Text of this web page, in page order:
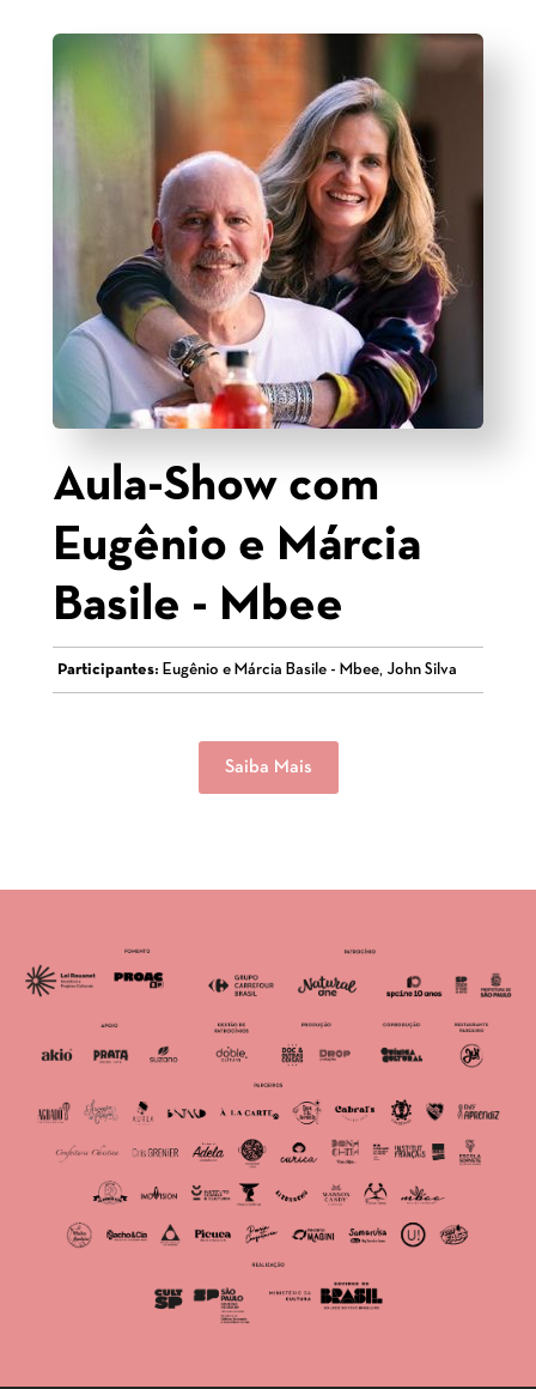
Aula-Show com
Eugênio e Márcia
Basile - Mbee
Participantes: Eugênio e Márcia Basile - Mbee, John Silva
Saiba Mais